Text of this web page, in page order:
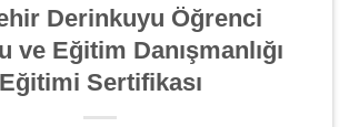
Derinkuyu Öğrenci
ve Eğitim Danışmanlığı
Eğitimi Sertifikası